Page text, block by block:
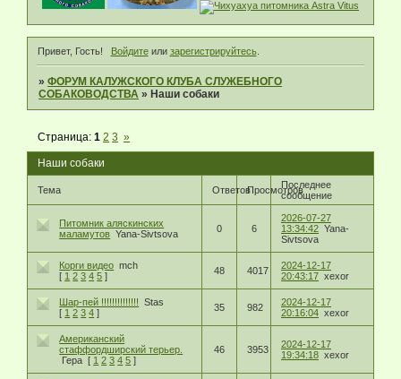
Привет, Гость! Войдитеили зарегистрируйтесь.
»ФОРУМ КАЛУЖСКОГО КЛУБА СЛУЖЕБНОГО
СОБАКОВОДСТВА » Наши собаки
Наши собаки
Страница:1 2 3 »
Тема ОтветовПросмотровПоследнее
сообщение
Питомник аляскинских
маламутов Yana-Sivtsova 0 6
2026-07-27
13:34:42 Yana-
Sivtsova
Корги видео mch
[ 1 2 3 4 5 ] 48 4017
2024-12-17
20:43:17 xexor
Шар-пей !!!!!!!!!!!!!!
Stas
[ 1 2 3 4 ] 35 982
2024-12-17
20:16:04 xexor
Американский
стаффордширский терьер.
Гера [ 1 2 3 4 5 ]
46 3953
2024-12-17
19:34:18 xexor